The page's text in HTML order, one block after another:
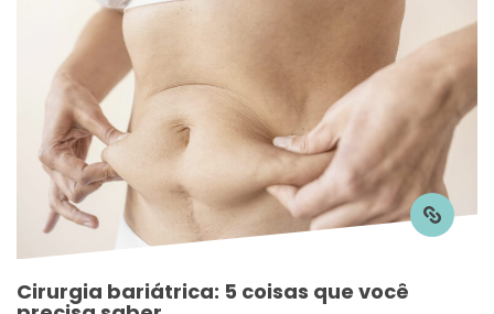
Cirurgia bariátrica: 5 coisas que você